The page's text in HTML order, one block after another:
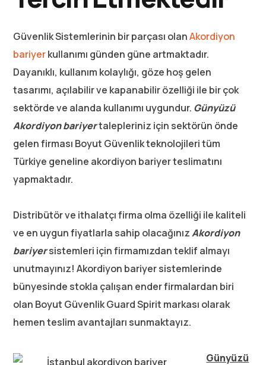
Güvenlik Sistemlerinin bir parçası olanAkordiyon
bariyerkullanımı günden güne artmaktadır.
Dayanıklı, kullanım kolaylığı, göze hoş gelen
tasarımı, açılabilir ve kapanabilir özelliği ile bir çok
sektörde ve alanda kullanımı uygundur. Günyüzü
Akordiyon bariyertalepleriniz için sektörün önde
gelen firması Boyut Güvenlik teknolojileri tüm
Türkiye geneline akordiyon bariyer teslimatını
yapmaktadır.
Distribütör ve ithalatçı firma olma özelliği ile kaliteli
ve en uygun fiyatlarla sahip olacağınızAkordiyon
bariyersistemleri için firmamızdan teklif almayı
unutmayınız! Akordiyon bariyer sistemlerinde
bünyesinde stokla çalışan ender firmalardan biri
olan Boyut Güvenlik Guard Spirit markası olarak
hemen teslim avantajları sunmaktayız.
Günyüzü